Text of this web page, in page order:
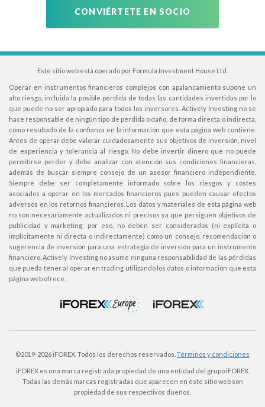
CONVIÉRTETE EN SOCIO
Este sitio web está operado por Formula Investment House Ltd.
Operar en instrumentos financieros complejos con apalancamiento supone un
alto riesgo, incluida la posible pérdida de todas las cantidades invertidas por lo
que puede no ser apropiado para todos los inversores. Actively Investing no se
hace responsable de ningún tipo de pérdida o daño, de forma directa o indirecta,
como resultado de la confianza en la información que esta página web contiene.
Antes de operar debe valorar cuidadosamente sus objetivos de inversión, nivel
de experiencia y tolerancia al riesgo. No debe invertir dinero que no puede
permitirse perder y debe analizar con atención sus condiciones financieras,
además de buscar siempre consejo de un asesor financiero independiente.
Siempre debe ser completamente informado sobre los riesgos y costes
asociados a operar en los mercados financieros pues pueden causar efectos
adversos en los retornos financieros. Los datos y materiales de esta página web
no son necesariamente actualizados ni precisos ya que persiguen objetivos de
publicidad y marketing: por eso, no deben ser considerados (ni explícita o
implícitamente ni directa o indirectamente) como un consejo, recomendación o
sugerencia de inversión para una estrategia de inversión para un instrumento
financiero. Actively Investing no asume ninguna responsabilidad de las pérdidas
que pueda tener al operar en trading utilizando los datos o información que esta
página web ofrece.
©2019-2026 iFOREX. Todos los derechos reservados. Términos y condiciones
iFOREX es una marca registrada propiedad de una entidad del grupo iFOREX.
Todas las demás marcas registradas que aparecen en este sitio web son
propiedad de sus respectivos dueños.